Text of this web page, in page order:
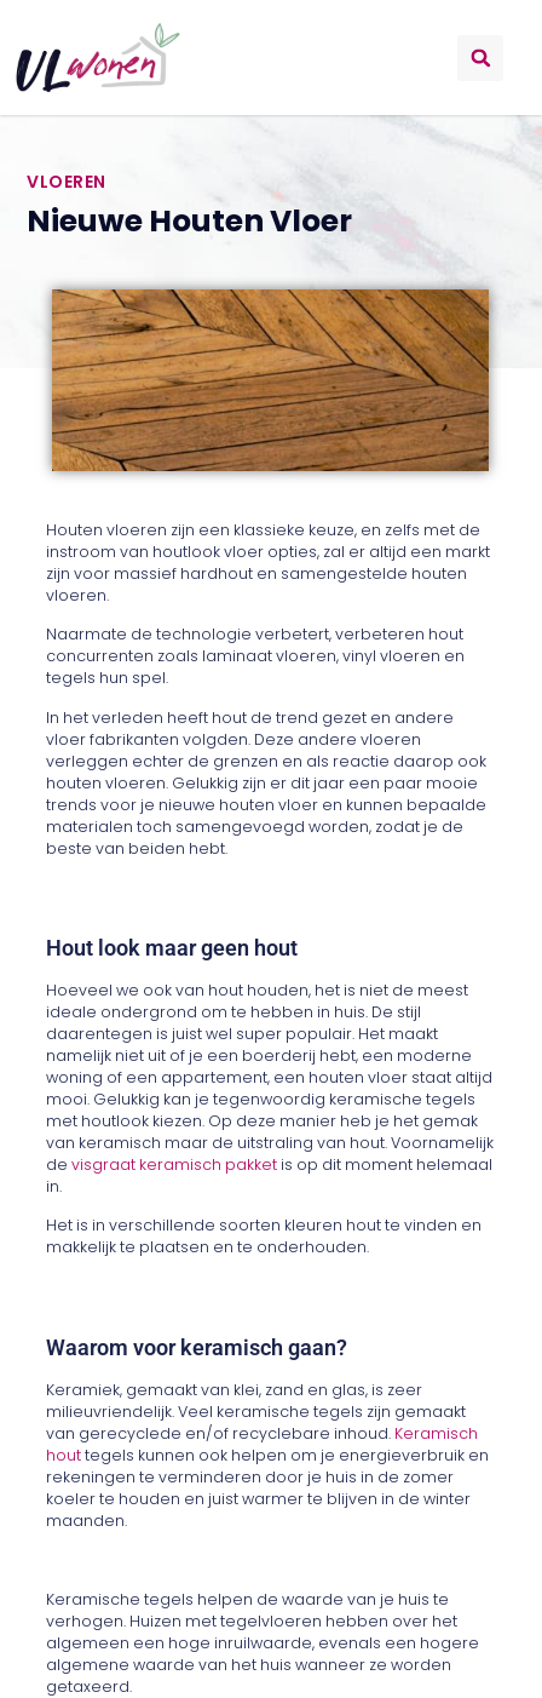
VLOEREN
Nieuwe Houten Vloer
Houten vloeren zijn een klassieke keuze, en zelfs met de
instroom van houtlook vloer opties, zal er altijd een markt
zijn voor massief hardhout en samengestelde houten
vloeren.
Naarmate de technologie verbetert, verbeteren hout
concurrenten zoals laminaat vloeren, vinyl vloeren en
tegels hun spel.
In het verleden heeft hout de trend gezet en andere
vloer fabrikanten volgden. Deze andere vloeren
verleggen echter de grenzen en als reactie daarop ook
houten vloeren. Gelukkig zijn er dit jaar een paar mooie
trends voor je nieuwe houten vloer en kunnen bepaalde
materialen toch samengevoegd worden, zodat je de
beste van beiden hebt.
Hout look maar geen hout
Hoeveel we ook van hout houden, het is niet de meest
ideale ondergrond om te hebben in huis. De stijl
daarentegen is juist wel super populair. Het maakt
namelijk niet uit of je een boerderij hebt, een moderne
woning of een appartement, een houten vloer staat altijd
mooi. Gelukkig kan je tegenwoordig keramische tegels
met houtlook kiezen. Op deze manier heb je het gemak
van keramisch maar de uitstraling van hout. Voornamelijk
devisgraat keramisch pakket is op dit moment helemaal
in.
Het is in verschillende soorten kleuren hout te vinden en
makkelijk te plaatsen en te onderhouden.
Waarom voor keramisch gaan?
Keramiek, gemaakt van klei, zand en glas, is zeer
milieuvriendelijk. Veel keramische tegels zijn gemaakt
van gerecyclede en/of recyclebare inhoud. Keramisch
houttegels kunnen ook helpen om je energieverbruik en
rekeningen te verminderen door je huis in de zomer
koeler te houden en juist warmer te blijven in de winter
maanden.
Keramische tegels helpen de waarde van je huis te
verhogen. Huizen met tegelvloeren hebben over het
algemeen een hoge inruilwaarde, evenals een hogere
algemene waarde van het huis wanneer ze worden
getaxeerd.